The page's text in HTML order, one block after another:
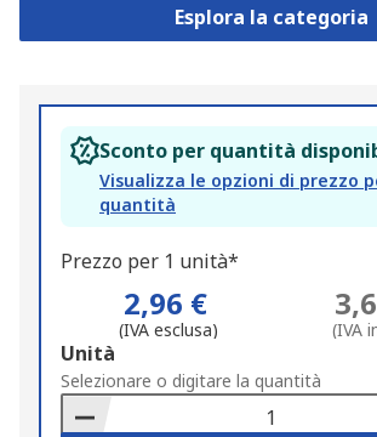
Esplora la categoria
Sconto per quantità
Visualizza le opzioni di prezzo
quantità
Prezzo per 1 unità*
2,96 €
(IVA esclusa) (IVA
Add
to
Basket
Unità
Selezionare o digitare la quantità